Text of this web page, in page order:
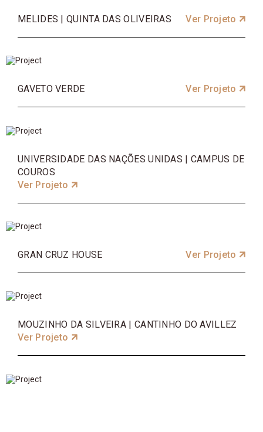
MELIDES | QUINTA DAS OLIVEIRAS Ver Projeto
GAVETO VERDE Ver Projeto
UNIVERSIDADE DAS NAÇÕES UNIDAS | CAMPUS DE
COUROS
Ver Projeto
GRAN CRUZ HOUSE Ver Projeto
MOUZINHO DA SILVEIRA | CANTINHO DO AVILLEZ
Ver Projeto